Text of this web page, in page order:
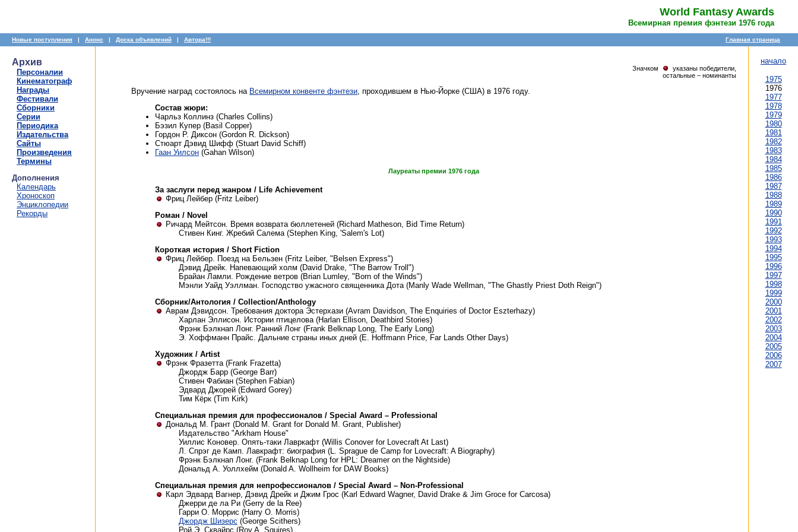
World Fantasy Awards
Всемирная премия фэнтези 1976 года
Новые поступления | Анонс | Доска объявлений | Автора!!! Главная страница
Архив
Персоналии
Кинематограф
Награды
Фестивали
Сборники
Серии
Периодика
Издательства
Сайты
Произведения
Термины
Дополнения
Календарь
Хроноскоп
Энциклопедии
Рекорды
Значком
указаны победители,
остальные – номинанты
Вручение наград состоялось на Всемирном конвенте фэнтези, проходившем в Нью-Йорке (США) в 1976 году.
Состав жюри:
Чарльз Коллинз (Charles Collins)
Бэзил Купер (Basil Copper)
Гордон Р. Диксон (Gordon R. Dickson)
Стюарт Дэвид Шифф (Stuart David Schiff)
Гаан Уилсон (Gahan Wilson)
Лауреаты премии 1976 года
За заслуги перед жанром / Life Achievement
Фриц Лейбер (Fritz Leiber)
Роман / Novel
Ричард Мейтсон. Время возврата бюллетеней (Richard Matheson, Bid Time Return)
Стивен Кинг. Жребий Салема (Stephen King, 'Salem's Lot)
Короткая история / Short Fiction
Фриц Лейбер. Поезд на Бельзен (Fritz Leiber, "Belsen Express")
Дэвид Дрейк. Напевающий холм (David Drake, "The Barrow Troll")
Брайан Ламли. Рождение ветров (Brian Lumley, "Born of the Winds")
Мэнли Уайд Уэллман. Господство ужасного священника Дота (Manly Wade Wellman, "The Ghastly Priest Doth Reign")
Сборник/Антология / Collection/Anthology
Аврам Дэвидсон. Требования доктора Эстерхази (Avram Davidson, The Enquiries of Doctor Eszterhazy)
Харлан Эллисон. Истории птицелова (Harlan Ellison, Deathbird Stories)
Фрэнк Бэлкнап Лонг. Ранний Лонг (Frank Belknap Long, The Early Long)
Э. Хоффманн Прайс. Дальние страны иных дней (E. Hoffmann Price, Far Lands Other Days)
Художник / Artist
Фрэнк Фразетта (Frank Frazetta)
Джордж Барр (George Barr)
Стивен Фабиан (Stephen Fabian)
Эдвард Джорей (Edward Gorey)
Тим Кёрк (Tim Kirk)
Специальная премия для профессионалов / Special Award – Professional
Дональд М. Грант (Donald M. Grant for Donald M. Grant, Publisher)
Издательство "Arkham House"
Уиллис Коновер. Опять-таки Лавркафт (Willis Conover for Lovecraft At Last)
Л. Спрэг де Камп. Лавкрафт: биография (L. Sprague de Camp for Lovecraft: A Biography)
Фрэнк Бэлкнап Лонг. (Frank Belknap Long for HPL: Dreamer on the Nightside)
Дональд А. Уоллхейм (Donald A. Wollheim for DAW Books)
Специальная премия для непрофессионалов / Special Award – Non-Professional
Карл Эдвард Вагнер, Дэвид Дрейк и Джим Грос (Karl Edward Wagner, David Drake & Jim Groce for Carcosa)
Джерри де ла Ри (Gerry de la Ree)
Гарри О. Моррис (Harry O. Morris)
Джордж Шизерс (George Scithers)
Рой Э. Сквайрс (Roy A. Squires)
начало
1975
1976
1977
1978
1979
1980
1981
1982
1983
1984
1985
1986
1987
1988
1989
1990
1991
1992
1993
1994
1995
1996
1997
1998
1999
2000
2001
2002
2003
2004
2005
2006
2007